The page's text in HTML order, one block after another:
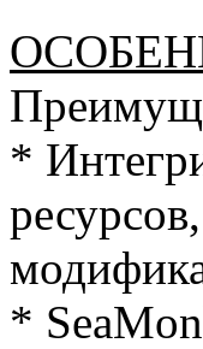
*
*